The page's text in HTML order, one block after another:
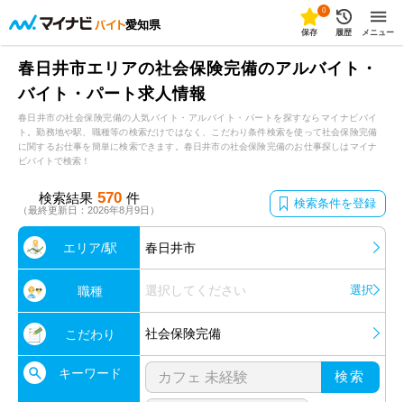
愛知県
0
保存 履歴 メニュー
春日井市エリアの社会保険完備のアルバイト・
バイト・パート求人情報
春日井市の社会保険完備の人気バイト・アルバイト・パートを探すならマイナビバイ
ト。勤務地や駅、職種等の検索だけではなく、こだわり条件検索を使って社会保険完備
に関するお仕事を簡単に検索できます。春日井市の社会保険完備のお仕事探しはマイナ
ビバイトで検索！
検索結果 570 件
（最終更新日：2026年8月9日） 検索条件を登録
エリア/駅 春日井市
職種 選択してください 選択
こだわり 社会保険完備
キーワード 検索